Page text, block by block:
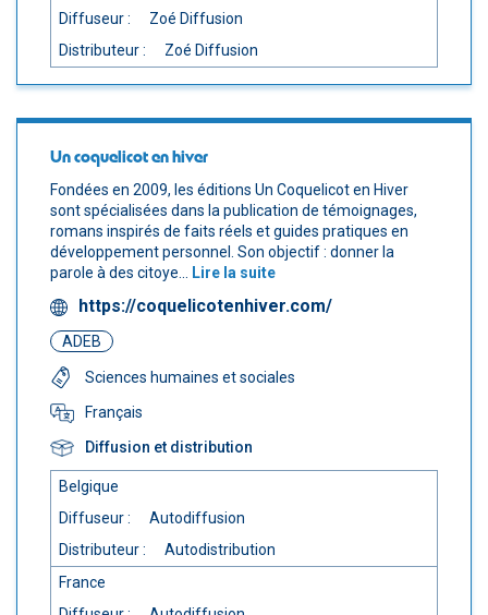
Diffuseur :
Zoé Diffusion
Distributeur :
Zoé Diffusion
Un coquelicot en hiver
Fondées en 2009, les éditions Un Coquelicot en Hiver
sont spécialisées dans la publication de témoignages,
romans inspirés de faits réels et guides pratiques en
développement personnel. Son objectif : donner la
parole à des citoye... Lire la suite
https://coquelicotenhiver.com/
ADEB
Sciences humaines et sociales
Français
Diffusion et distribution
Belgique
Diffuseur :
Autodiffusion
Distributeur :
Autodistribution
France